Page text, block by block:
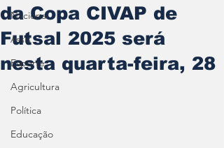
Nacional
Assis
Esporte
Agricultura
Política
Educação
da Copa CIVAP de
Futsal 2025 será
nesta quarta-feira, 28